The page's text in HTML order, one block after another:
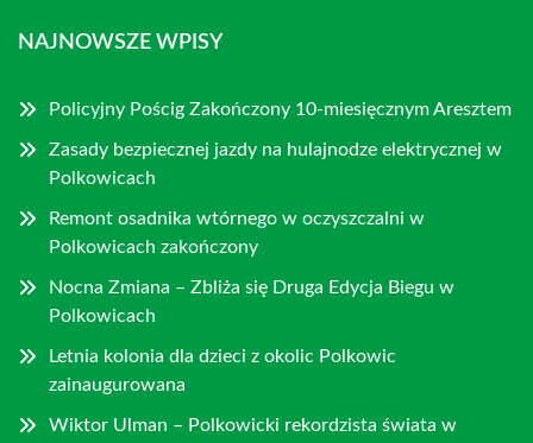
NAJNOWSZE WPISY
Policyjny Pościg Zakończony 10-miesięcznym Aresztem
Zasady bezpiecznej jazdy na hulajnodze elektrycznej w
Polkowicach
Remont osadnika wtórnego w oczyszczalni w
Polkowicach zakończony
Nocna Zmiana – Zbliża się Druga Edycja Biegu w
Polkowicach
Letnia kolonia dla dzieci z okolic Polkowic
zainaugurowana
Wiktor Ulman – Polkowicki rekordzista świata w